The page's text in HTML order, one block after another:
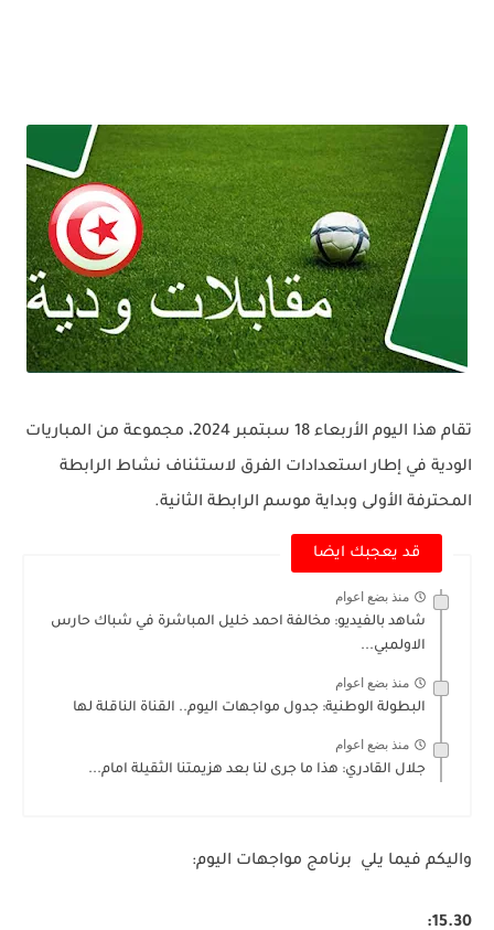
تقام هذا اليوم الأربعاء 18 سبتمبر 2024، مجموعة من المباريات
الودية في إطار استعدادات الفرق لاستئناف نشاط الرابطة
المحترفة الأولى وبداية موسم الرابطة الثانية.
قد يعجبك ايضا
منذ بضع اعوام
شاهد بالفيديو: مخالفة احمد خليل المباشرة في شباك حارس
الاولمبي...
منذ بضع اعوام
البطولة الوطنية: جدول مواجهات اليوم.. القناة الناقلة لها
منذ بضع اعوام
جلال القادري: هذا ما جرى لنا بعد هزيمتنا الثقيلة امام...
واليكم فيما يلي برنامج مواجهات اليوم:
15.30: